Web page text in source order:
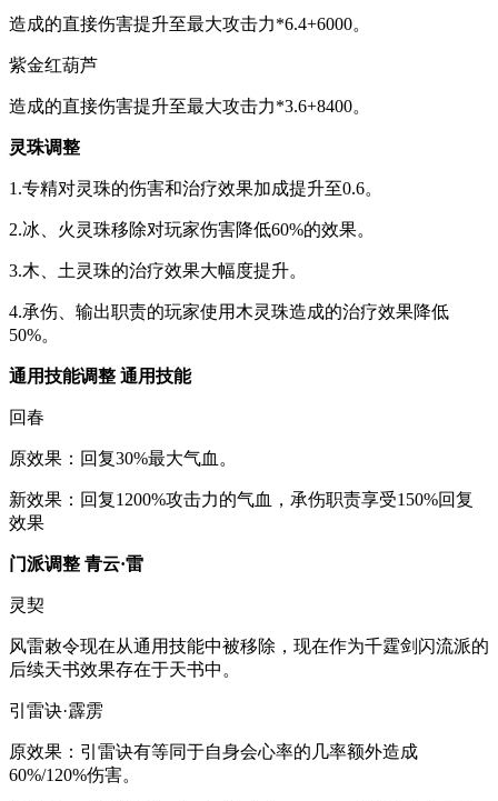
造成的直接伤害提升至最大攻击力*6.4+6000。
紫金红葫芦
造成的直接伤害提升至最大攻击力*3.6+8400。
灵珠调整
1.专精对灵珠的伤害和治疗效果加成提升至0.6。
2.冰、火灵珠移除对玩家伤害降低60%的效果。
3.木、土灵珠的治疗效果大幅度提升。
4.承伤、输出职责的玩家使用木灵珠造成的治疗效果降低
50%。
通用技能调整 通用技能
回春
原效果：回复30%最大气血。
新效果：回复1200%攻击力的气血，承伤职责享受150%回复
效果
门派调整 青云·雷
灵契
风雷敕令现在从通用技能中被移除，现在作为千霆剑闪流派的
后续天书效果存在于天书中。
引雷诀·霹雳
原效果：引雷诀有等同于自身会心率的几率额外造成
60%/120%伤害。